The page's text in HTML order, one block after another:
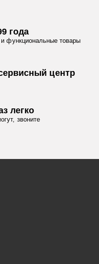
года
и функциональные товары
центр
легко
звоните